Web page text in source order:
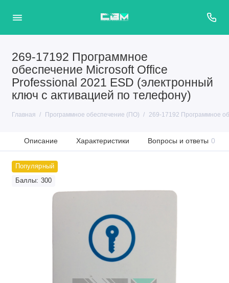
269-17192 Программное
обеспечение Microsoft Office
Professional 2021 ESD (электронный
ключ с активацией по телефону)
Главная Программное обеспечение (ПО) 269-17192 Программное
Описание Характеристики Вопросы и ответы 0
Популярный
Баллы: 300